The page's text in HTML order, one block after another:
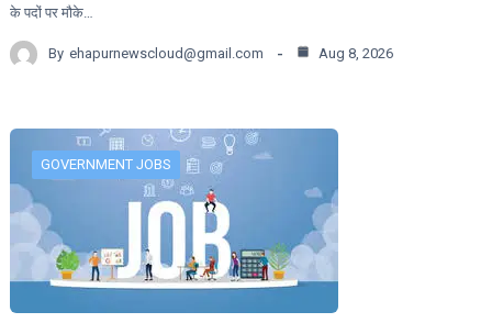
के पदों पर मौके…
By ehapurnewscloud@gmail.com Aug 8, 2026
GOVERNMENT JOBS